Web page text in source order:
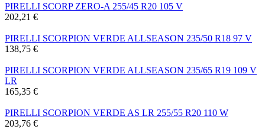
PIRELLI SCORP ZERO-A 255/45 R20 105 V
202,21 €
PIRELLI SCORPION VERDE ALLSEASON 235/50 R18 97 V
138,75 €
PIRELLI SCORPION VERDE ALLSEASON 235/65 R19 109 V
LR
165,35 €
PIRELLI SCORPION VERDE AS LR 255/55 R20 110 W
203,76 €